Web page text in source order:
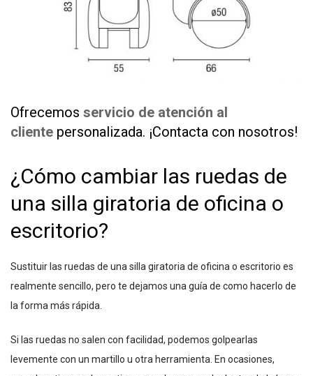
Ofrecemos servicio de atención al
cliente personalizada. ¡Contacta con nosotros!
¿Cómo cambiar las ruedas de
una silla giratoria de oficina o
escritorio?
Sustituir las ruedas de una silla giratoria de oficina o escritorio es
realmente sencillo, pero te dejamos una guía de como hacerlo de
la forma más rápida.
Si las ruedas no salen con facilidad, podemos golpearlas
levemente con un martillo u otra herramienta. En ocasiones,